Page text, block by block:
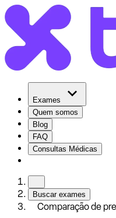
Exames
Quem somos
Blog
FAQ
Consultas Médicas
Buscar exames
Comparação de